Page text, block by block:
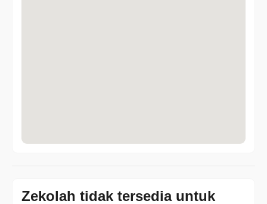
Zekolah tidak tersedia untuk